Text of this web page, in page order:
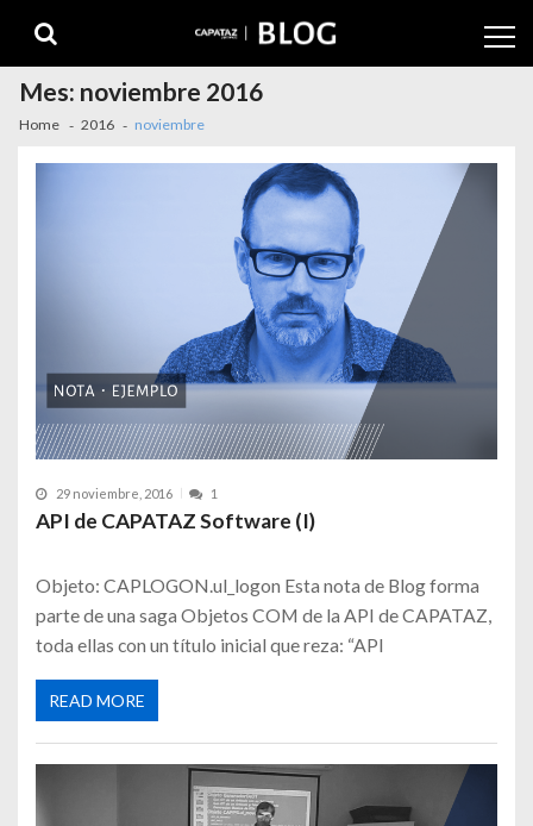
Mes: noviembre 2016
Home 2016 noviembre
29 noviembre, 2016 1
API de CAPATAZ Software (I)
Objeto: CAPLOGON.ul_logon Esta nota de Blog forma
parte de una saga Objetos COM de la API de CAPATAZ,
toda ellas con un título inicial que reza: “API
READ MORE